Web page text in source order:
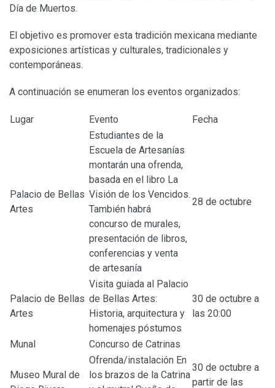
Día de Muertos.
El objetivo es promover esta tradición mexicana mediante
exposiciones artísticas y culturales, tradicionales y
contemporáneas.
A continuación se enumeran los eventos organizados:
Lugar Evento Fecha
Palacio de Bellas
Artes
Estudiantes de la
Escuela de Artesanías
montarán una ofrenda,
basada en el libro La
Visión de los Vencidos.
También habrá
concurso de murales,
presentación de libros,
conferencias y venta
de artesanía
28 de octubre
Palacio de Bellas
Artes
Visita guiada al Palacio
de Bellas Artes:
Historia, arquitectura y
homenajes póstumos
30 de octubre a
las 20:00
Munal Concurso de Catrinas
Museo Mural de
Ofrenda/instalación En
los brazos de la Catrina
30 de octubre a
partir de las